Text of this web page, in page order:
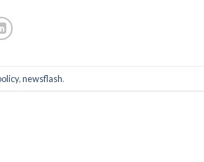
,newsflash.